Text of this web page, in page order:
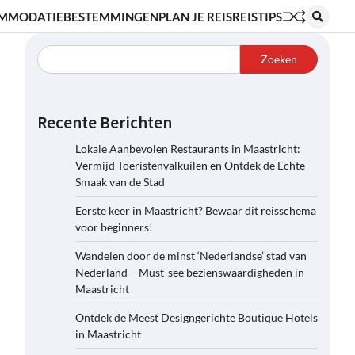
BESTEMMINGENPLAN JE REISREISTIPS
Zoeken
Recente Berichten
Lokale Aanbevolen Restaurants in Maastricht:
Vermijd Toeristenvalkuilen en Ontdek de Echte
Smaak van de Stad
Eerste keer in Maastricht? Bewaar dit reisschema
voor beginners!
Wandelen door de minst ‘Nederlandse’ stad van
Nederland – Must-see bezienswaardigheden in
Maastricht
Ontdek de Meest Designgerichte Boutique Hotels
in Maastricht